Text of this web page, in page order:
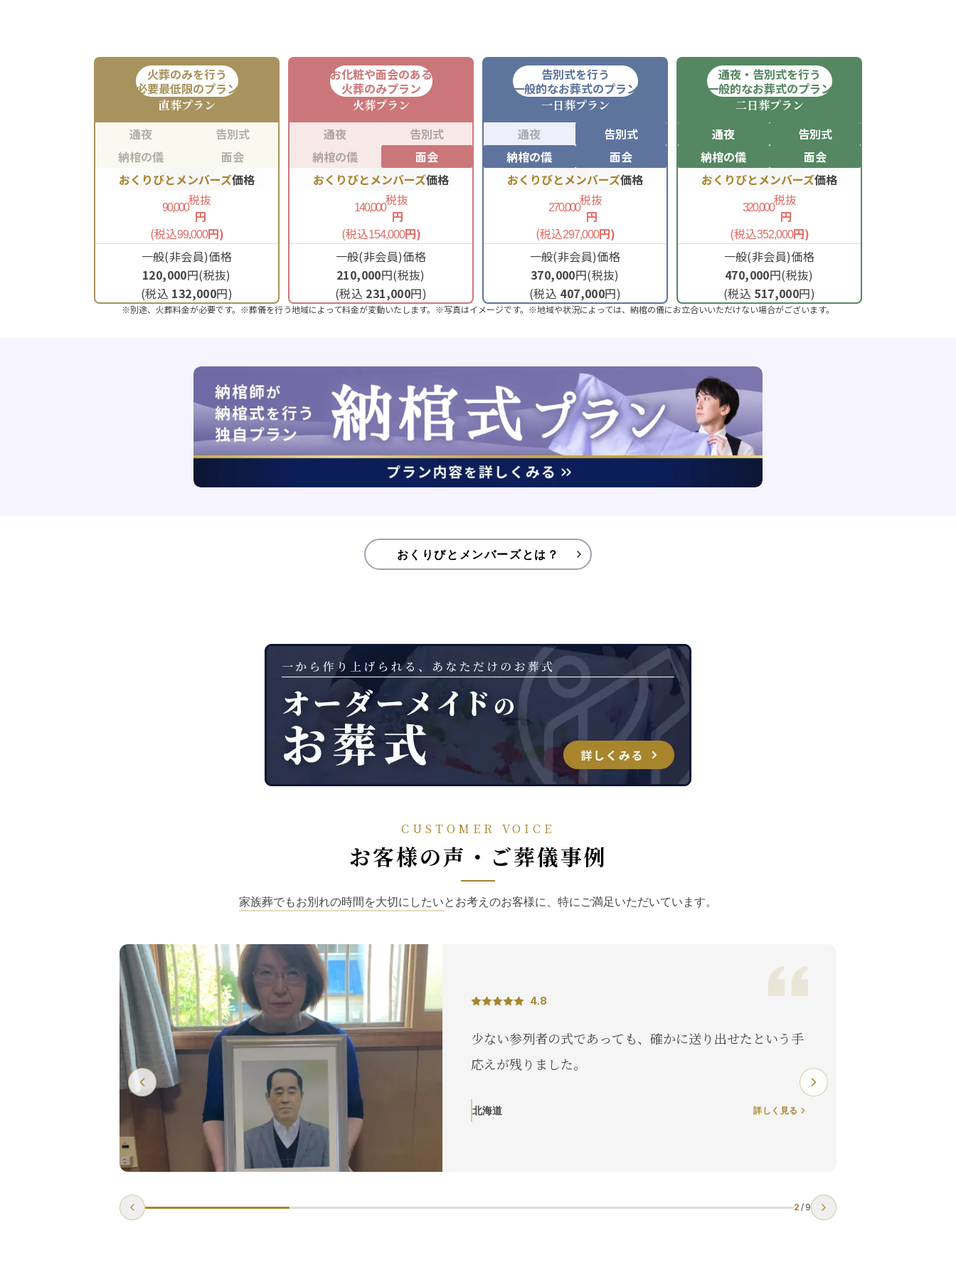
火葬のみを行う
必要最低限のプラン
直葬プラン
通夜
告別式
納棺の儀
面会
おくりびとメンバーズ価格
90,000税抜
円
(税込99,000円)
一般(非会員)価格
120,000円(税抜)
(税込 132,000円)
お化粧や面会のある
火葬のみプラン
火葬プラン
通夜
告別式
納棺の儀
面会
おくりびとメンバーズ価格
140,000税抜
円
(税込154,000円)
一般(非会員)価格
210,000円(税抜)
(税込 231,000円)
告別式を行う
一般的なお葬式のプラン
一日葬プラン
通夜
告別式
納棺の儀
面会
おくりびとメンバーズ価格
270,000税抜
円
(税込297,000円)
一般(非会員)価格
370,000円(税抜)
(税込 407,000円)
通夜・告別式を行う
一般的なお葬式のプラン
二日葬プラン
通夜
告別式
納棺の儀
面会
おくりびとメンバーズ価格
320,000税抜
円
(税込352,000円)
一般(非会員)価格
470,000円(税抜)
(税込 517,000円)
※別途、火葬料金が必要です。※葬儀を行う地域によって料金が変動いたします。※写真はイメージです。※地域や状況によっては、納棺の儀にお立合いいただけない場合がございます。
おくりびとメンバーズとは？
CUSTOMER VOICE
お客様の声・ご葬儀事例
家族葬でもお別れの時間を大切にしたいとお考えのお客様に、特にご満足いただいています。
4.8
少ない参列者の式であっても、確かに送り出せたという手
応えが残りました。
北海道 詳しく見る
2 / 9